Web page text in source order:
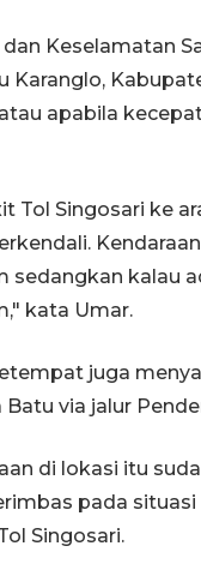
Keselamatan
Karanglo,
apabila
Tol Singosari ke
sedangkan kalau
kata Umar.
juga
via jalur
di lokasi itu
pada
Singosari.